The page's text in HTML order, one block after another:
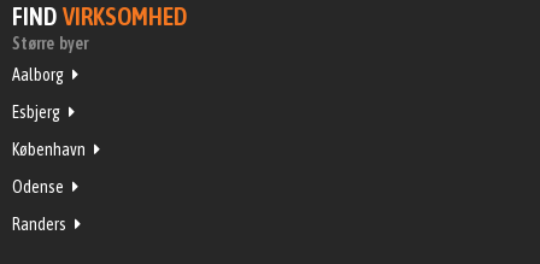
FIND VIRKSOMHED
Større byer
Aalborg
Esbjerg
København
Odense
Randers